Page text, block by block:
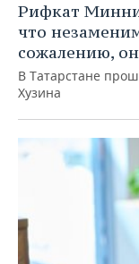
Рифкат
что
сожалению,
В Татарстане
Хузина